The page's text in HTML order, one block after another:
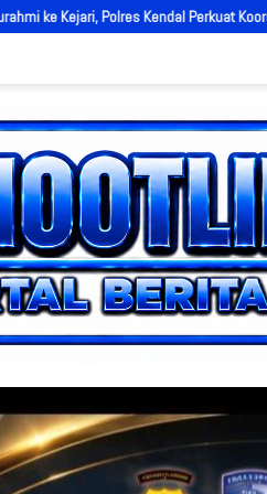
Jaga Kamtibmas H.